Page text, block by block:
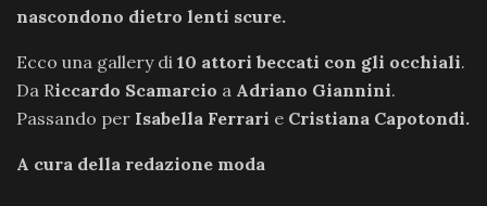
nascondono dietro lenti scure.
Ecco una gallery di 10 attori beccati con gli occhiali.
Da Riccardo Scamarcio a Adriano Giannini.
Passando per Isabella Ferrari e Cristiana Capotondi.
A cura della redazione moda